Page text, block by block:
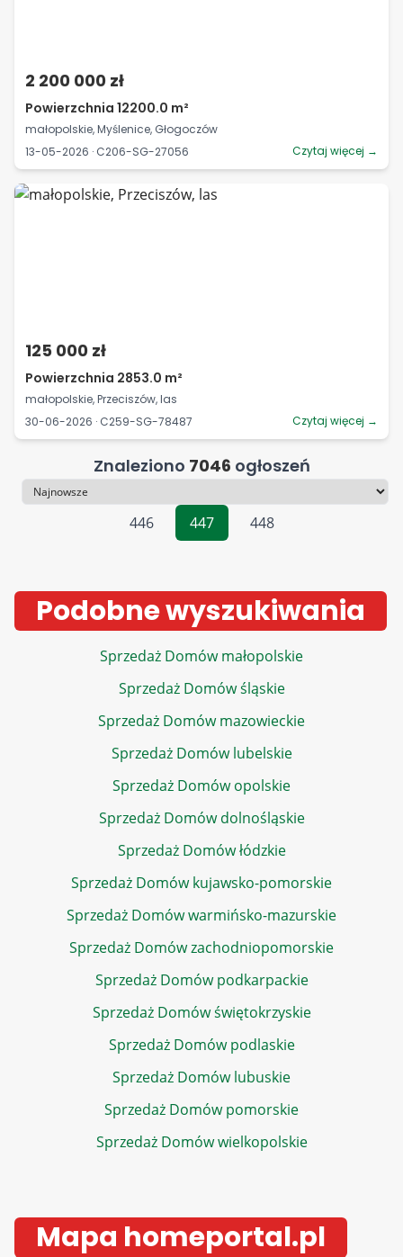
2 200 000 zł
Powierzchnia 12200.0 m²
małopolskie, Myślenice, Głogoczów
13-05-2026 · C206-SG-27056
Czytaj więcej →
125 000 zł
Powierzchnia 2853.0 m²
małopolskie, Przeciszów, las
30-06-2026 · C259-SG-78487
Czytaj więcej →
Znaleziono 7046 ogłoszeń
Sortowanie
446
447 448
Podobne wyszukiwania
Sprzedaż Domów małopolskie
Sprzedaż Domów śląskie
Sprzedaż Domów mazowieckie
Sprzedaż Domów lubelskie
Sprzedaż Domów opolskie
Sprzedaż Domów dolnośląskie
Sprzedaż Domów łódzkie
Sprzedaż Domów kujawsko-pomorskie
Sprzedaż Domów warmińsko-mazurskie
Sprzedaż Domów zachodniopomorskie
Sprzedaż Domów podkarpackie
Sprzedaż Domów świętokrzyskie
Sprzedaż Domów podlaskie
Sprzedaż Domów lubuskie
Sprzedaż Domów pomorskie
Sprzedaż Domów wielkopolskie
Mapa homeportal.pl